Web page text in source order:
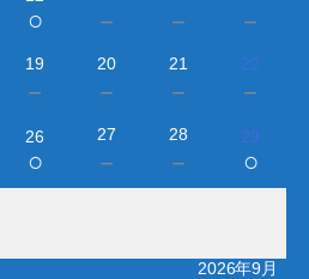
○ － － －
19
－
20
－
21
－
22
－
26
○
27
－
28
－
29
○
2026年9月